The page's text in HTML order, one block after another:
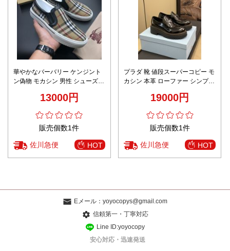
華やかなバーバリー ケンジント
ン偽物 モカシン 男性 シューズ
13000円
販売個数1件
佐川急便 HOT
プラダ 靴 値段スーパーコピー モ
カシン 本革 ローファー シンプル
19000円
販売個数1件
佐川急便 HOT
Eメール： yoyocopys@gmail.com
信頼第一・丁寧対応
Line ID:yoyocopy
安心対応・迅速発送